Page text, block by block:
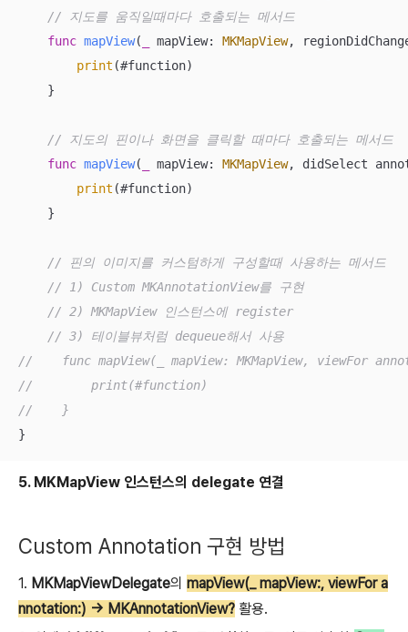
// 지도를 움직일때마다 호출되는 메서드
func mapView( mapView: MKMapView,
print (#function)
    }
// 지도의 핀이나 화면을 클릭할 때마다 호출되는 메서드
func mapView( mapView: MKMapView, didSelect
print (#function)
    }
// 핀의 이미지를 커스텀하게 구성할때 사용하는 메서드
// 1) Custom MKAnnotationView를 구현
// 2) MKMapView 인스턴스에 register
// 3) 테이블뷰처럼 dequeue해서 사용
//    func mapView(_ mapView: MKMapView, viewFor
//        print(#function)
//    }
}
5. MKMapView 인스턴스의 delegate 연결
Custom Annotation 구현 방법
1. MKMapViewDelegate의 mapView(_ mapView:, viewFor a
nnotation:) -> MKAnnotationView? 활용.